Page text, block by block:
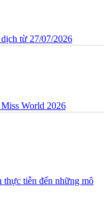
từ 27/07/2026
World 2026
tiễn đến những mô